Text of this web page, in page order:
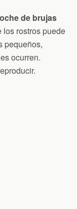
de brujas
los rostros puede
pequeños,
ocurren.